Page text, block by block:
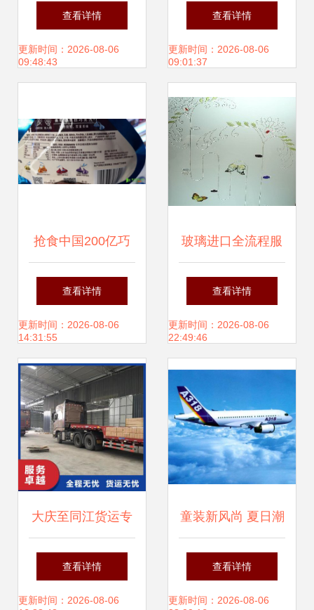
示货运代理人收讫
货物证明的正确使
查看详情
更新时间：2026-08-06
09:48:43
与实务操作指南
查看详情
更新时间：2026-08-06
09:01:37
抢食中国200亿巧
克力生意!好时找来
金龙鱼母公司,瑞士
莲、歌帝梵、费列
罗和玛氏都在出招
查看详情
更新时间：2026-08-06
14:31:55
玻璃进口全流程服
务 包税进口与货运
代理的专业解析
查看详情
更新时间：2026-08-06
22:49:46
大庆至同江货运专
线 深耕物流，专业
代理，连通龙江经
查看详情
更新时间：2026-08-06
童装新风尚 夏日潮
流童装选购指南与
市场解析
查看详情
更新时间：2026-08-06